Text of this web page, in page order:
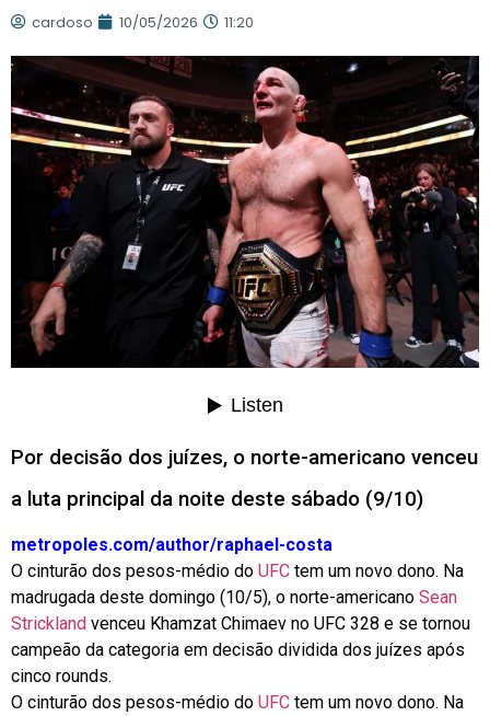
cardoso 10/05/2026 11:20
Por decisão dos juízes, o norte-americano venceu
a luta principal da noite deste sábado (9/10)
metropoles.com/author/raphael-costa
O cinturão dos pesos-médio do UFC tem um novo dono. Na
madrugada deste domingo (10/5), o norte-americano Sean
Strickland venceu Khamzat Chimaev no UFC 328 e se tornou
campeão da categoria em decisão dividida dos juízes após
cinco rounds.
O cinturão dos pesos-médio do UFC tem um novo dono. Na